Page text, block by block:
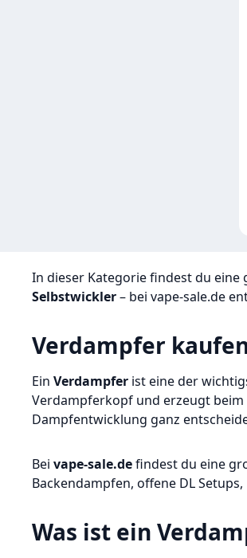
In dieser Kategorie findest du eine
Selbstwickler– bei vape-sale.de
Verdampfer
Ein Verdampfer ist eine der
Verdampferkopf und erzeugt beim
Dampfentwicklung ganz
Bei vape-sale.defindest du eine
Backendampfen, offene DL
Was ist ein